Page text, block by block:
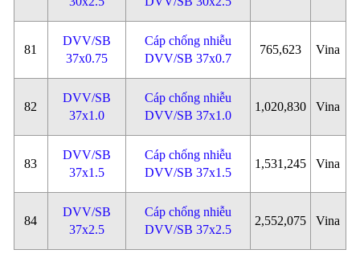
81
DVV/SB
37x0.75
Cáp chống nhiễu
DVV/SB 37x0.7
765,623 Vina
82
DVV/SB
37x1.0
Cáp chống nhiễu
DVV/SB 37x1.0
1,020,830 Vina
83
DVV/SB
37x1.5
Cáp chống nhiễu
DVV/SB 37x1.5
1,531,245 Vina
84
DVV/SB
37x2.5
Cáp chống nhiễu
DVV/SB 37x2.5
2,552,075 Vina